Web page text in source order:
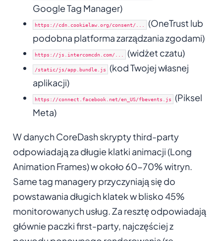
Google Tag Manager)
https://cdn.cookielaw.org/consent/...
(OneTrust lub
podobna platforma zarządzania zgodami)
https://js.intercomcdn.com/... (widżet czatu)
/static/js/app.bundle.js (kod Twojej własnej
aplikacji)
https://connect.facebook.net/en_US/fbevents.js (Piksel
Meta)
W danych CoreDash skrypty third-party
odpowiadają za długie klatki animacji (Long
Animation Frames) w około 60-70% witryn.
Same tag managery przyczyniają się do
powstawania długich klatek w blisko 45%
monitorowanych usług. Za resztę odpowiadają
głównie paczki first-party, najczęściej z